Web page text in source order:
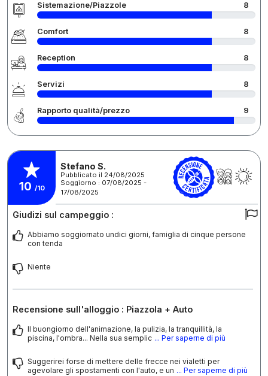
Sistemazione/Piazzole 8
Comfort 8
Reception 8
Servizi 8
Rapporto qualità/prezzo 9
10 /10
Stefano S.
Pubblicato il 24/08/2025
Soggiorno : 07/08/2025 -
17/08/2025
Giudizi sul campeggio :
Abbiamo soggiornato undici giorni, famiglia di cinque persone
con tenda
Niente
Recensione sull'alloggio : Piazzola + Auto
Il buongiorno dell'animazione, la pulizia, la tranquillità, la
piscina, l'ombra... Nella sua semplic ... Per saperne di più
Suggerirei forse di mettere delle frecce nei vialetti per
agevolare gli spostamenti con l'auto, e un ... Per saperne di più